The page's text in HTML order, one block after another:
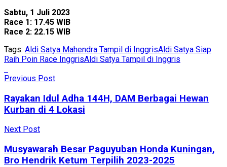
Sabtu, 1 Juli 2023
Race 1: 17.45 WIB
Race 2: 22.15 WIB
Tags: Aldi Satya Mahendra Tampil di InggrisAldi Satya Siap
Raih Poin Race InggrisAldi Satya Tampil di Inggris
Previous Post
Rayakan Idul Adha 144H, DAM Berbagai Hewan
Kurban di 4 Lokasi
Next Post
Musyawarah Besar Paguyuban Honda Kuningan,
Bro Hendrik Ketum Terpilih 2023-2025